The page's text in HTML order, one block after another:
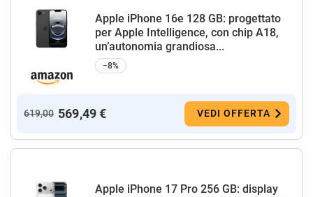
Apple iPhone 16e 128 GB: progettato
per Apple Intelligence, con chip A18,
un’autonomia grandiosa...
−8%
619,00 569,49 € VEDI OFFERTA
Apple iPhone 17 Pro 256 GB: display